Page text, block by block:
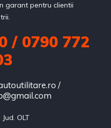
garant pentru clientii
/ 0790 772
/
OLT